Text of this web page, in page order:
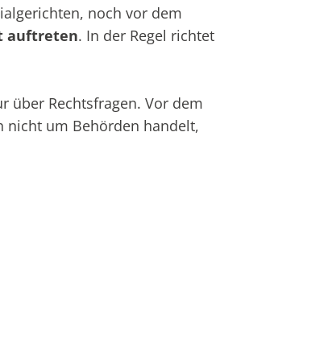
noch vor dem
auftreten. In der Regel richtet
über Rechtsfragen. Vor dem
nicht um Behörden handelt,